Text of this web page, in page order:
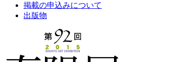
掲載の申込みについて
出版物